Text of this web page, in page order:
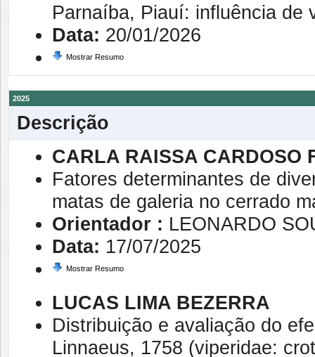
Parnaíba, Piauí: influência de
Data: 20/01/2026
Mostrar Resumo
2025
Descrição
CARLA RAISSA CARDOSO
Fatores determinantes de
matas de galeria no cerrado
Orientador : LEONARDO
Data: 17/07/2025
Mostrar Resumo
LUCAS LIMA BEZERRA
Distribuição e avaliação do
Linnaeus, 1758 (viperidae: